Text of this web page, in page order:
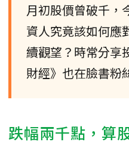
月初股價曾破千，
資人究竟該如何應
續觀望？時常分享
財經》也在臉書粉
跌幅兩千點，算